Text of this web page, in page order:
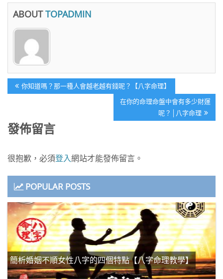
ABOUT TOPADMIN
文
章
覽
Previous
Post:
你知道嗎？那一種人會越老越有錢呢？【八字命理】
Next
在你的命理命盤中會有多少財運
呢？│八字命理
發佈留言
很抱歉，必須登入網站才能發佈留言。
POPULAR POSTS
簡析婚姻不順女性八字的四個特點【八字命理教學】